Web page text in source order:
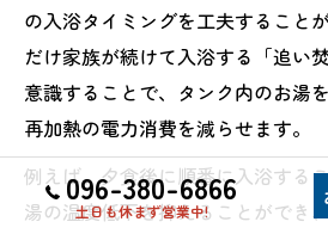
の入浴タイミングを工夫すること
だけ家族が続けて入浴する「追い
意識することで、タンク内のお湯
再加熱の電力消費を減らせます。
例えば、夕食後に順番に入浴する
湯の温度低下を抑えることができ
096-380-6866
土日も休まず営業中!